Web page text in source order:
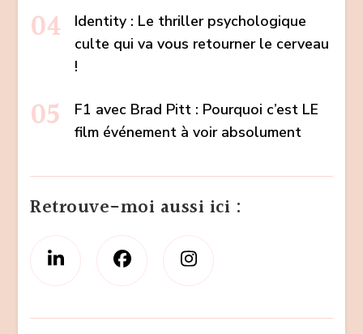
Identity : Le thriller psychologique
culte qui va vous retourner le cerveau
!
F1 avec Brad Pitt : Pourquoi c’est LE
film événement à voir absolument
Retrouve-moi aussi ici :